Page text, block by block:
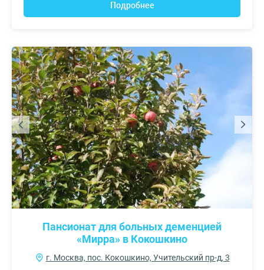
Подробнее
Пансионат для больных деменцией
«Мирра» в Кокошкино
г. Москва, пос. Кокошкино, Учительский пр-д, 3